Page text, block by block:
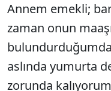
Annem emekli;
zaman onun
aslında yumurta
zorunda